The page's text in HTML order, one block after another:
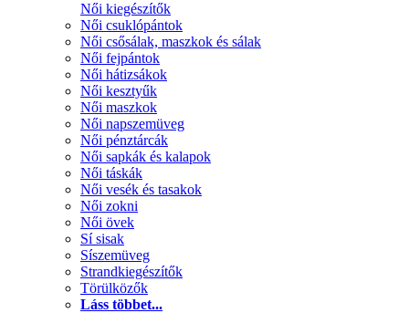
Női kiegészítők
Női csuklópántok
Női csősálak, maszkok és sálak
Női fejpántok
Női hátizsákok
Női kesztyűk
Női maszkok
Női napszemüveg
Női pénztárcák
Női sapkák és kalapok
Női táskák
Női vesék és tasakok
Női zokni
Női övek
Sí sisak
Síszemüveg
Strandkiegészítők
Törülközők
Láss többet...